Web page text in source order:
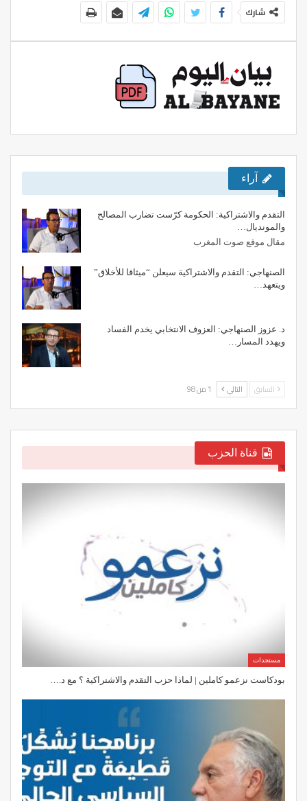
شارك
آراء
التقدم والاشتراكية: الحكومة كرّست تضارب المصالح
والمونديال…
مقال موقع صوت المغرب
الصنهاجي: التقدم والاشتراكية سيعلن “ميثاقا للأخلاق”
ويتعهد…
د. عزوز الصنهاجي: العزوف الانتخابي يخدم الفساد
ويهدد المسار…
السابق التالي 1 من 98
قناة الحزب
مستجدات
بودكاست نزعمو كاملين | لماذا حزب التقدم والاشتراكية ؟ مع د.…